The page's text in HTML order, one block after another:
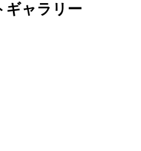
ギャラリー